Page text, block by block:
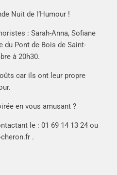
Nuit de l’Humour !
: Sarah-Anna, Sofiane
du Pont de Bois de Saint-
à 20h30.
car ils ont leur propre
en vous amusant ?
le : 01 69 14 13 24 ou
eron.fr .